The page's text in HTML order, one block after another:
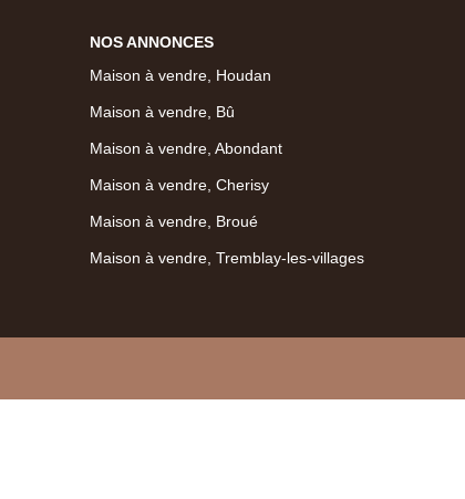
NOS ANNONCES
Maison à vendre, Houdan
Maison à vendre, Bû
Maison à vendre, Abondant
Maison à vendre, Cherisy
Maison à vendre, Broué
Maison à vendre, Tremblay-les-villages